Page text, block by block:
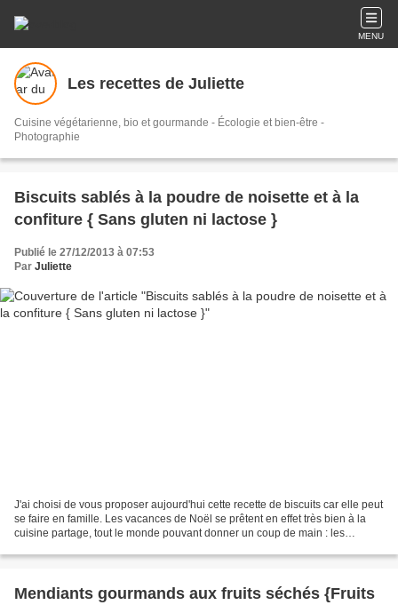
MENU
Les recettes de Juliette
Cuisine végétarienne, bio et gourmande - Écologie et bien-être -
Photographie
Biscuits sablés à la poudre de noisette et à la
confiture { Sans gluten ni lactose }
Publié le 27/12/2013 à 07:53
Par Juliette
J'ai choisi de vous proposer aujourd'hui cette recette de biscuits car elle peut
se faire en famille. Les vacances de Noël se prêtent en effet très bien à la
cuisine partage, tout le monde pouvant donner un coup de main : les
Mendiants gourmands aux fruits séchés {Fruits